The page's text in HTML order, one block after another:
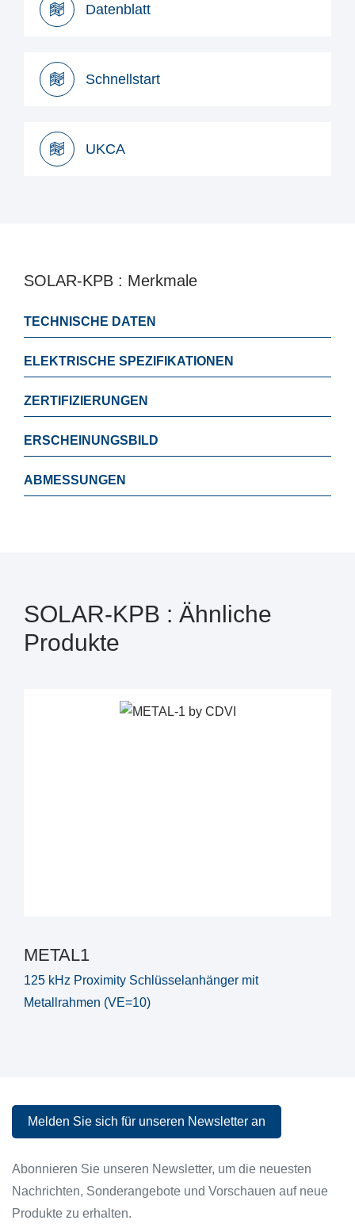
Datenblatt
Schnellstart
UKCA
SOLAR-KPB : Merkmale
TECHNISCHE DATEN
ELEKTRISCHE SPEZIFIKATIONEN
ZERTIFIZIERUNGEN
ERSCHEINUNGSBILD
ABMESSUNGEN
SOLAR-KPB : Ähnliche
Produkte
METAL1
125 kHz Proximity Schlüsselanhänger mit
Metallrahmen (VE=10)
Melden Sie sich für unseren Newsletter an
Abonnieren Sie unseren Newsletter, um die neuesten
Nachrichten, Sonderangebote und Vorschauen auf neue
Produkte zu erhalten.